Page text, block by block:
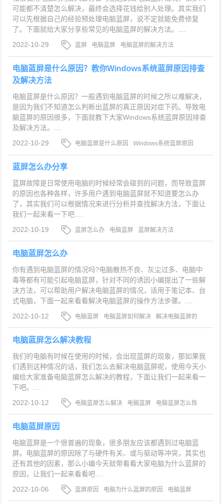
可能都不清楚怎么解决，最终会选择花钱给别人处理。其实我们
可以先根据自己的经验预处理电脑蓝屏，说不定就能免费修复
了。下面就给大家分享些常见的电脑蓝屏的解决方法。....
2022-10-29
蓝屏 电脑蓝屏 电脑蓝屏的解决方法
电脑蓝屏是什么原因？教你Windows系统蓝屏原因排查
及解决方法
电脑蓝屏是什么原因？一般遇到电脑蓝屏的时候之所以难解决，
是因为我们不知道怎么判断出蓝屏的真正原因对症下药。导致电
脑蓝屏的原因很多，下面就教下大家Windows系统蓝屏原因排查
及解决方法。....
2022-10-29
电脑蓝屏是什么原因
Windows系统蓝屏原因
电脑蓝屏
蓝屏怎么办分享
蓝屏故障是日常使用电脑的时候经常会碰到的问题，而导致蓝屏
的原因也各种各样，许多用户遇到电脑蓝屏就不知道要怎么办
了，其实我们可以根据情况来进行分析并查找解决方法，下面让
我们一起来看一下吧....
2022-10-19
蓝屏怎么办 电脑蓝屏 蓝屏解决方法
电脑蓝屏怎么办
你有遇到电脑蓝屏的情况吗?电脑散热不良、灰尘过多、电脑中
毒等都有可能引起电脑蓝屏，针对不同的诱因小编提出了一些解
决方法，可以帮助用户解决电脑蓝屏的情况，适用于笔记本、台
式电脑，下面一起来看看解决电脑蓝屏的操作方法步骤。....
2022-10-12
电脑蓝屏 电脑蓝屏如何解决
解决电脑蓝屏的
操作方法步骤
电脑蓝屏怎么解决教程
我们的电脑有时候在使用的时候，会出现蓝屏的现象，那如果我
们遇到这种情况的话，我们怎么去解决电脑蓝屏呢，使用今天小
编给大家准备电脑蓝屏怎么解决的教程，下面让我们一起来看一
下吧。....
2022-10-12
电脑蓝屏怎么解决 电脑蓝屏
电脑蓝屏怎么恢
复
电脑蓝屏原因
电脑蓝屏是一个很普遍的现象，很多朋友应该都遇到过电脑蓝
屏。电脑蓝屏的原因除了与硬件有关、或与驱动等冲突，其实也
还有其他的因素，那么小编今天就带看看大家电脑为什么蓝屏的
原因，让我们一起来看看吧....
2022-10-06
蓝屏原因 电脑为什么蓝屏的原因 电脑蓝屏